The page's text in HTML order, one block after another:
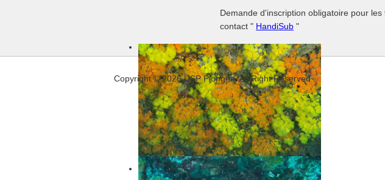
Demande d'inscription obligatoire pour les
contact " HandiSub "
Copyright © 2026 USP Plongée. All Right Reserved.